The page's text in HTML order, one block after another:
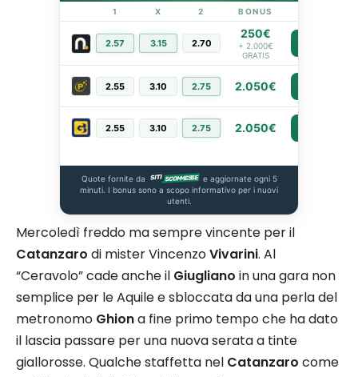
1 X 2 BONUS
2.57 3.15 2.70
250€
+ 2.000€
GRATIS
2.55 3.10 2.75 2.050€
2.55 3.10 2.75 2.050€
Quote fornite da
e aggiornate ogni 5
minuti. I bonus sono a scopo informativo per i nuovi
utenti.
Mercoledì freddo ma sempre vincente per il
Catanzaro di mister VincenzoVivarini. Al
“Ceravolo” cade anche il Giugliano in una gara non
semplice per le Aquile e sbloccata da una perla del
metronomo Ghiona fine primo tempo che ha dato
il lascia passare per una nuova serata a tinte
giallorosse. Qualche staffetta nel Catanzaro come